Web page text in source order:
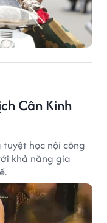
Cân Kinh
học nội công
khả năng gia